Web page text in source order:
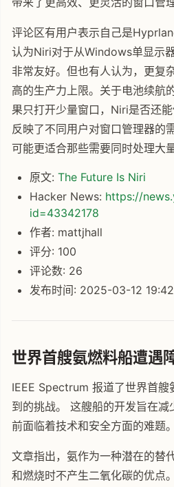
评论区有用户表示自己是
认为Niri对于从Windows单显示
非常友好。但也有人认为，更复
高的生产力上限。关于电池续航
果只打开少量窗口，Niri是否还
反映了不同用户对窗口管理器的
可能更适合那些需要同时处理大
原文: The Future Is Niri
Hacker News: https://
id=43342178
作者: mattjhall
评分: 100
评论数: 26
发布时间: 2025-03-12
世界首艘氨燃料船遭遇
IEEE Spectrum 报道了世界首艘
到的挑战。 这艘船的开发旨在减
前面临着技术和安全方面的难题。
文章指出，氨作为一种潜在的替
和燃烧时不产生二氧化碳的优点